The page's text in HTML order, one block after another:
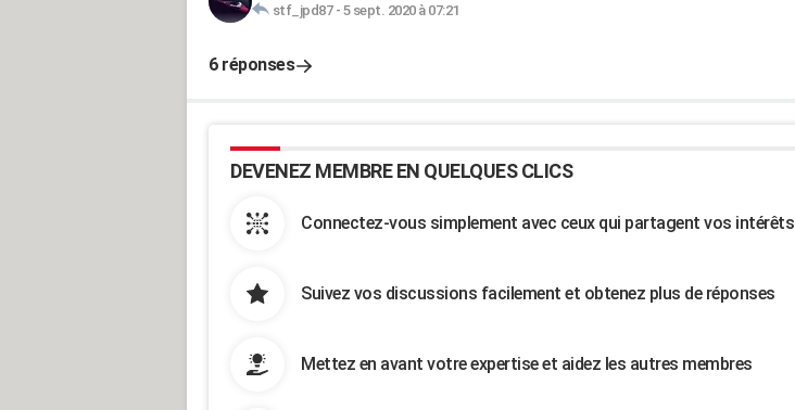
stf_jpd87- 5 sept. 2020 à 07:21
6 réponses
DEVENEZ MEMBRE EN QUELQUES CLICS
Connectez-vous simplement avec ceux qui partagent vos intérêts
Suivez vos discussions facilement et obtenez plus de réponses
Mettez en avant votre expertise et aidez les autres membres